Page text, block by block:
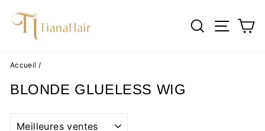
contenu
Accueil /
BLONDE GLUELESS WIG